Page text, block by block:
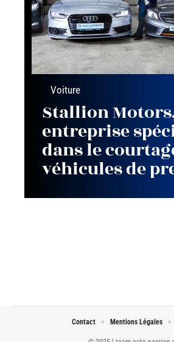
Voiture
Stallion
entreprise
dans le
véhicules de
Contact Mentions Légales